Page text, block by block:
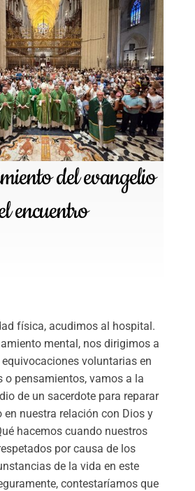
del evangelio
encuentro
física, acudimos al hospital.
mental, nos dirigimos a
voluntarias en
o pensamientos, vamos a la
de un sacerdote para reparar
en nuestra relación con Dios y
hacemos cuando nuestros
por causa de los
de la vida en este
contestaríamos que